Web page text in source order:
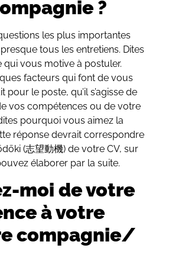
?
les plus importantes
tous les entretiens. Dites
vous motive à postuler.
facteurs qui font de vous
pour le poste, qu’il s’agisse de
vos compétences ou de votre
pourquoi vous aimez la
réponse devrait correspondre
(志望動機) de votre CV, sur
élaborer par la suite.
moi de votre
à votre
compagnie/